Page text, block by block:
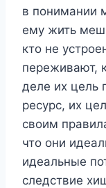
в понимании
ему жить
кто не
переживают,
деле их цель
ресурс, их
своим
что они
идеальные
следствие